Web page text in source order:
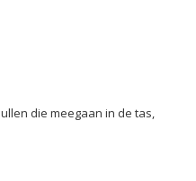
die meegaan in de tas,